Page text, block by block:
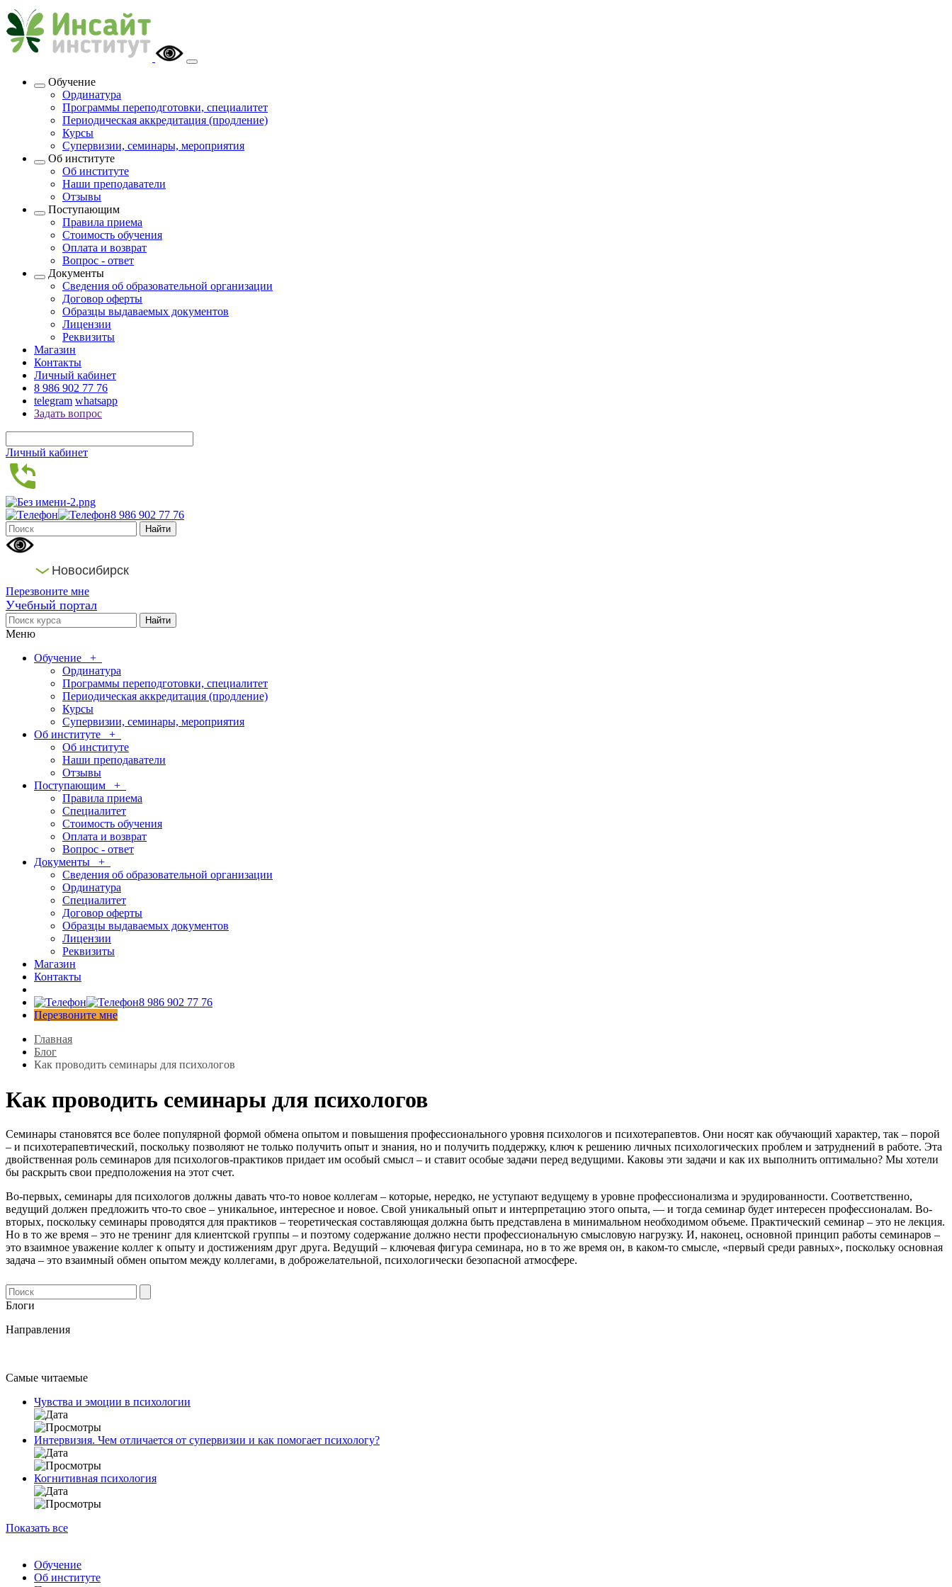
Обучение
Ординатура
Программы переподготовки, специалитет
Периодическая аккредитация (продление)
Курсы
Супервизии, семинары, мероприятия
Об институте
Об институте
Наши преподаватели
Отзывы
Поступающим
Правила приема
Стоимость обучения
Оплата и возврат
Вопрос - ответ
Документы
Сведения об образовательной организации
Договор оферты
Образцы выдаваемых документов
Лицензии
Реквизиты
Магазин
Контакты
Личный кабинет
8 986 902 77 76
telegram whatsapp
Задать вопрос
Личный кабинет
8 986 902 77 76
Новосибирск
Перезвоните мне
Учебный портал
Меню
Обучение
+
Ординатура
Программы переподготовки, специалитет
Периодическая аккредитация (продление)
Курсы
Супервизии, семинары, мероприятия
Об институте
+
Об институте
Наши преподаватели
Отзывы
Поступающим
+
Правила приема
Специалитет
Стоимость обучения
Оплата и возврат
Вопрос - ответ
Документы
+
Сведения об образовательной организации
Ординатура
Специалитет
Договор оферты
Образцы выдаваемых документов
Лицензии
Реквизиты
Магазин
Контакты
8 986 902 77 76
Перезвоните мне
Главная
Блог
Как проводить семинары для психологов
Как проводить семинары для психологов
Семинары становятся все более популярной формой обмена опытом и повышения профессионального уровня психологов и психотерапевтов. Они носят как обучающий характер, так – порой
– и психотерапевтический, поскольку позволяют не только получить опыт и знания, но и получить поддержку, ключ к решению личных психологических проблем и затруднений в работе. Эта
двойственная роль семинаров для психологов-практиков придает им особый смысл – и ставит особые задачи перед ведущими. Каковы эти задачи и как их выполнить оптимально? Мы хотели
бы раскрыть свои предположения на этот счет.
Во-первых, семинары для психологов должны давать что-то новое коллегам – которые, нередко, не уступают ведущему в уровне профессионализма и эрудированности. Соответственно,
ведущий должен предложить что-то свое – уникальное, интересное и новое. Свой уникальный опыт и интерпретацию этого опыта, — и тогда семинар будет интересен профессионалам. Во-
вторых, поскольку семинары проводятся для практиков – теоретическая составляющая должна быть представлена в минимальном необходимом объеме. Практический семинар – это не лекция.
Но в то же время – это не тренинг для клиентской группы – и поэтому содержание должно нести профессиональную смысловую нагрузку. И, наконец, основной принцип работы семинаров –
это взаимное уважение коллег к опыту и достижениям друг друга. Ведущий – ключевая фигура семинара, но в то же время он, в каком-то смысле, «первый среди равных», поскольку основная
задача – это взаимный обмен опытом между коллегами, в доброжелательной, психологически безопасной атмосфере.
Блоги
Направления
Самые читаемые
Чувства и эмоции в психологии
Интервизия. Чем отличается от супервизии и как помогает психологу?
Когнитивная психология
Показать все
Обучение
Об институте